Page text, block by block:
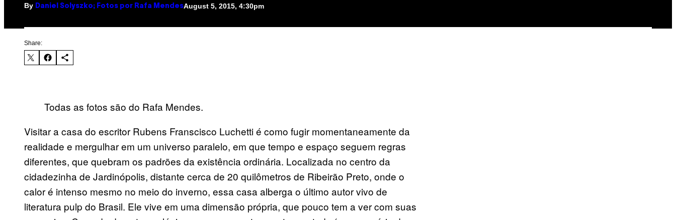
By Daniel Solyszko; Fotos por Rafa MendesAugust 5, 2015, 4:30pm
Share:
Todas as fotos são do Rafa Mendes.
Visitar a casa do escritor Rubens Franscisco Luchetti é como fugir momentaneamente da
realidade e mergulhar em um universo paralelo, em que tempo e espaço seguem regras
diferentes, que quebram os padrões da existência ordinária. Localizada no centro da
cidadezinha de Jardinópolis, distante cerca de 20 quilômetros de Ribeirão Preto, onde o
calor é intenso mesmo no meio do inverno, essa casa alberga o último autor vivo de
literatura pulp do Brasil. Ele vive em uma dimensão própria, que pouco tem a ver com suas